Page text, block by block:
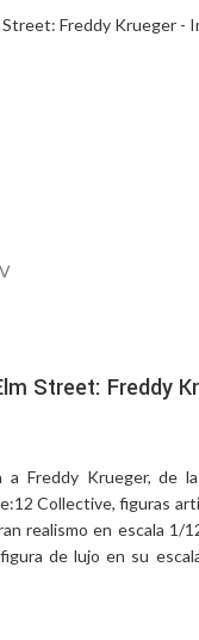
Street: Freddy
a Freddy Krueger, de
Collective, figuras
realismo en escala 1/
de lujo en su